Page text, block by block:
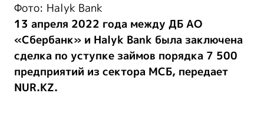
Фото: Halyk Bank
13 апреля 2022 года между ДБ АО
«Сбербанк» и Halyk Bank была заключена
сделка по уступке займов порядка 7 500
предприятий из сектора МСБ, передает
NUR.KZ.